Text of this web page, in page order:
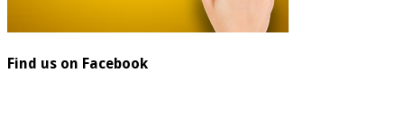
Find us on Facebook